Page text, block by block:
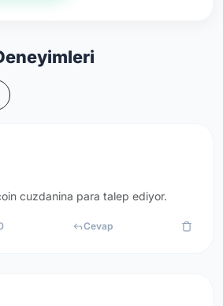
cuzdanina para talep ediyor.
Cevap